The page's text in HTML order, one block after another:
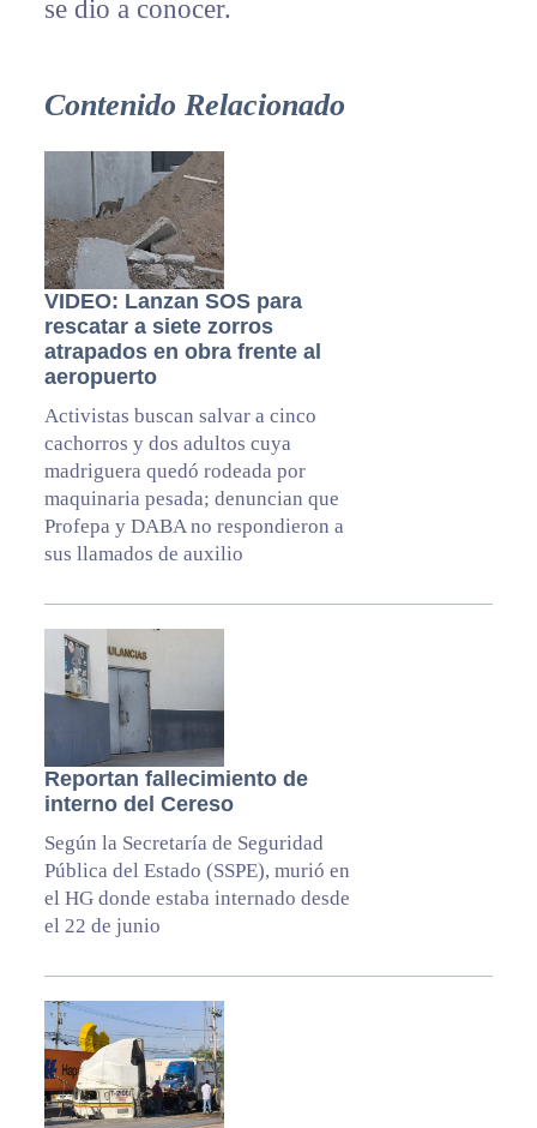
se dio a conocer.
Contenido Relacionado
VIDEO: Lanzan SOS para
rescatar a siete zorros
atrapados en obra frente al
aeropuerto
Activistas buscan salvar a cinco
cachorros y dos adultos cuya
madriguera quedó rodeada por
maquinaria pesada; denuncian que
Profepa y DABA no respondieron a
sus llamados de auxilio
Reportan fallecimiento de
interno del Cereso
Según la Secretaría de Seguridad
Pública del Estado (SSPE), murió en
el HG donde estaba internado desde
el 22 de junio